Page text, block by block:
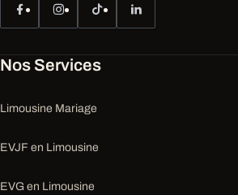
Nos Services
Limousine Mariage
EVJF en Limousine
EVG en Limousine